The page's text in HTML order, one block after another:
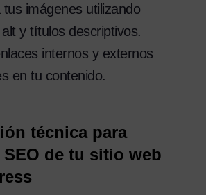
tus imágenes utilizando
y títulos descriptivos.
internos y externos
en tu contenido.
técnica para
de tu sitio web